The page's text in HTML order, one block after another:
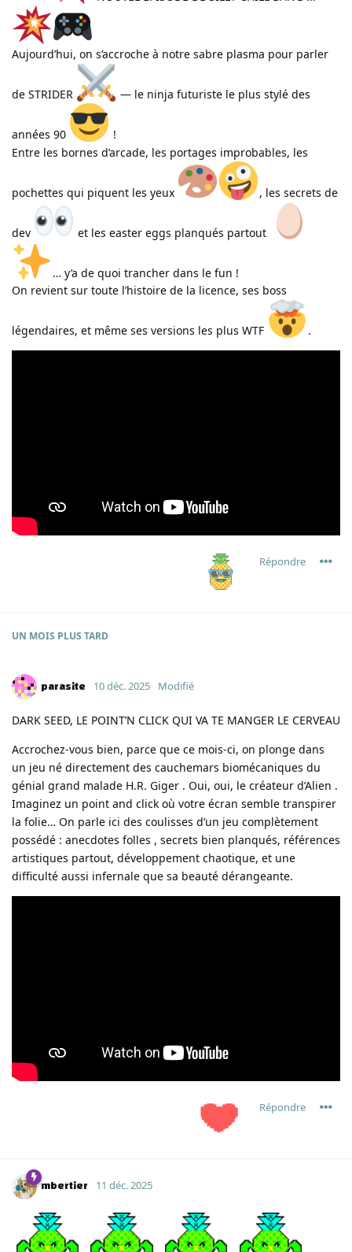
Aujourd’hui, on s’accroche à notre sabre plasma pour parler
de STRIDER — le ninja futuriste le plus stylé des
années 90
!
Entre les bornes d’arcade, les portages improbables, les
pochettes qui piquent les yeux , les secrets de
dev et les easter eggs planqués partout
… y’a de quoi trancher dans le fun !
On revient sur toute l’histoire de la licence, ses boss
légendaires, et même ses versions les plus WTF .
Répondre
UN MOIS PLUS TARD
parasite 10 déc. 2025 Modifié
DARK SEED, LE POINT’N CLICK QUI VA TE MANGER LE CERVEAU
Accrochez-vous bien, parce que ce mois-ci, on plonge dans
un jeu né directement des cauchemars biomécaniques du
génial grand malade H.R. Giger . Oui, oui, le créateur d’Alien .
Imaginez un point and click où votre écran semble transpirer
la folie… On parle ici des coulisses d’un jeu complètement
possédé : anecdotes folles , secrets bien planqués, références
artistiques partout, développement chaotique, et une
difficulté aussi infernale que sa beauté dérangeante.
Répondre
mbertier 11 déc. 2025